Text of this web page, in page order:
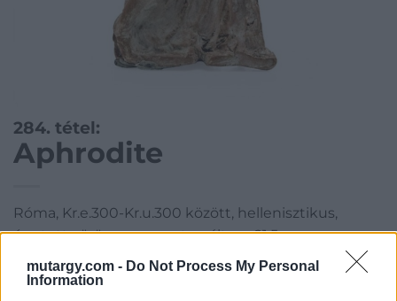
mutargy.com - Do Not Process My Personal
Information
284. tétel:
Aphrodite
Róma, Kr.e.300-Kr.u.300 között, hellenisztikus,
égetett vörösagyag, restaurált, m: 21,5 cm
Kategória:Porcelán, kerámia